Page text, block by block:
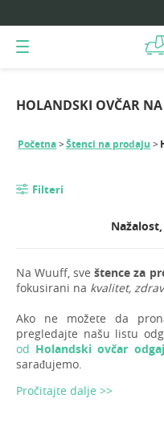
HOLANDSKI OVČAR
Početna Štenci na prodaju
Filteri
Na Wuuff, sveštence za
fokusirani na kvalitet,
Ako ne možete da
pregledajte našu listu
od Holandski ovčar
sarađujemo.
Pročitajte dalje >>